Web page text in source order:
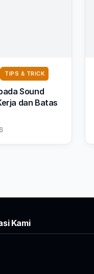
TIPS & TRICK
Sound
dan Batas
Kami